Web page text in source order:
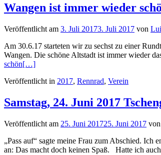
Wangen ist immer wieder
Veröffentlicht am 3. Juli 20173. Juli 2017 von
Am 30.6.17 starteten wir zu sechst zu einer
Wangen. Die schöne Altstadt ist immer wieder
schön[…]
Veröffentlicht in 2017, Rennrad, Verein
Samstag, 24. Juni 2017
Veröffentlicht am 25. Juni 201725. Juni 2017 von
„Pass auf“ sagte meine Frau zum Abschied.
an: Das macht doch keinen Spaß. Hatte ich